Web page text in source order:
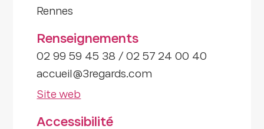
Rennes
Renseignements
02 99 59 45 38 / 02 57 24 00 40
accueil@3regards.com
Site web
Accessibilité